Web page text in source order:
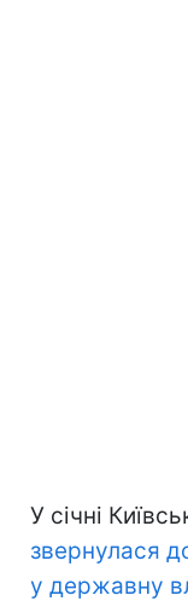
У січні
звернулася
у державну